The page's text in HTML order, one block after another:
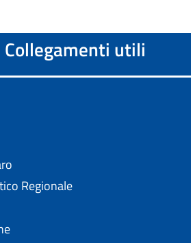
Collegamenti utili
Regionale